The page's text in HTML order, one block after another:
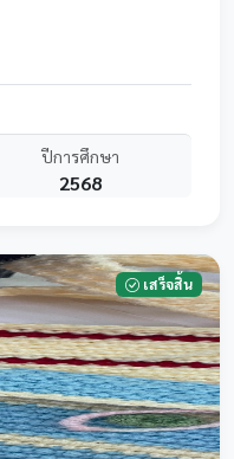
ปีการศึกษา
2568
เสร็จสิ้น